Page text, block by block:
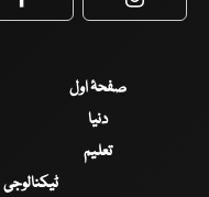
Facebook
صفحۂ اول
دنیا
تعلیم
ٹیکنالوجی